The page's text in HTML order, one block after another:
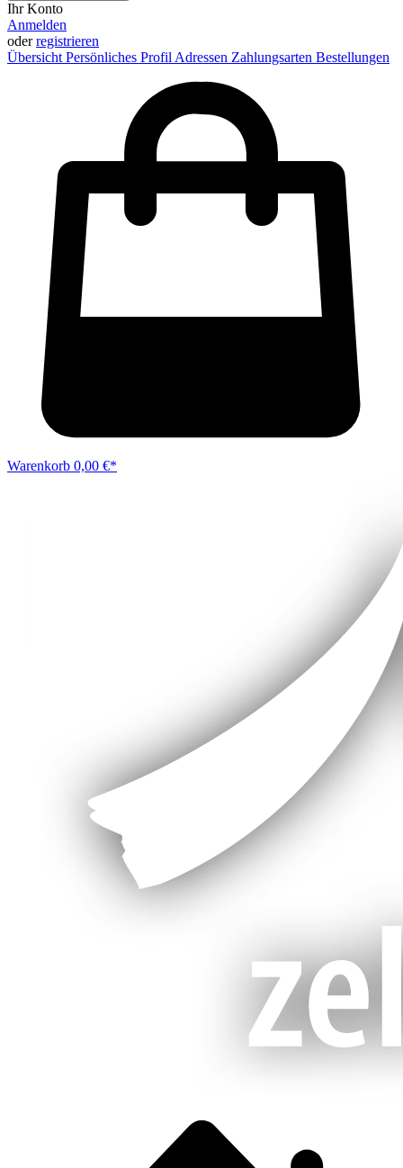
Ihr Konto
Anmelden
oderregistrieren
Übersicht Persönliches Profil Adressen Zahlungsarten Bestellungen
Warenkorb 0,00 €*